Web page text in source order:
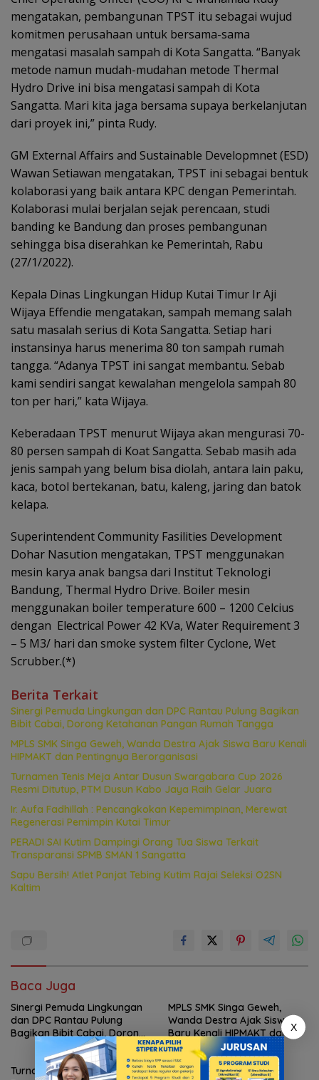
mengatakan, pembangunan TPST itu sebagai wujud
komitmen perusahaan untuk bersama-sama
mengatasi masalah sampah di Kota Sangatta. “Banyak
metode namun mudah-mudahan metode Thermal
Hydro Drive ini bisa mengatasi sampah di Kota
Sangatta. Mari kita jaga bersama supaya berkelanjutan
dari proyek ini,” pinta Rudy.
GM External Affairs and Sustainable Developmnet (ESD)
Wawan Setiawan mengatakan, TPST ini sebagai bentuk
kolaborasi yang baik antara KPC dengan Pemerintah.
Kolaborasi mulai berjalan sejak perencaan, studi
banding ke Bandung dan proses pembangunan
sehingga bisa diserahkan ke Pemerintah, Rabu
(27/1/2022).
Kepala Dinas Lingkungan Hidup Kutai Timur Ir Aji
Wijaya Effendie mengatakan, sampah memang salah
satu masalah serius di Kota Sangatta. Setiap hari
instansinya harus menerima 80 ton sampah rumah
tangga. “Adanya TPST ini sangat membantu. Sebab
kami sendiri sangat kewalahan mengelola sampah 80
ton per hari,” kata Wijaya.
Keberadaan TPST menurut Wijaya akan mengurasi 70-
80 persen sampah di Koat Sangatta. Sebab masih ada
jenis sampah yang belum bisa diolah, antara lain paku,
kaca, botol bertekanan, batu, kaleng, jaring dan batok
kelapa.
Superintendent Community Fasilities Development
Dohar Nasution mengatakan, TPST menggunakan
mesin karya anak bangsa dari Institut Teknologi
Bandung, Thermal Hydro Drive. Boiler mesin
menggunakan boiler temperature 600 – 1200 Celcius
dengan Electrical Power 42 KVa, Water Requirement 3
– 5 M3/ hari dan smoke system filter Cyclone, Wet
Scrubber.(*)
Berita Terkait
Sinergi Pemuda Lingkungan dan DPC Rantau Pulung Bagikan
Bibit Cabai, Dorong Ketahanan Pangan Rumah Tangga
MPLS SMK Singa Geweh, Wanda Destra Ajak Siswa Baru Kenali
HIPMAKT dan Pentingnya Berorganisasi
Turnamen Tenis Meja Antar Dusun Swargabara Cup 2026
Resmi Ditutup, PTM Dusun Kabo Jaya Raih Gelar Juara
Ir. Aufa Fadhillah : Pencangkokan Kepemimpinan, Merewat
Regenerasi Pemimpin Kutai Timur
PERADI SAI Kutim Dampingi Orang Tua Siswa Terkait
Transparansi SPMB SMAN 1 Sangatta
Sapu Bersih! Atlet Panjat Tebing Kutim Rajai Seleksi O2SN
Kaltim
Baca Juga
Sinergi Pemuda Lingkungan
dan DPC Rantau Pulung
Bagikan Bibit Cabai, Dorong
Ketahanan Pangan Rumah
Tangga
MPLS SMK Singa Geweh,
Wanda Destra Ajak Siswa
Baru Kenali HIPMAKT dan
Pentingnya Berorganisasi
Turnamen Tenis Meja Antar
Ir. Aufa Fadhillah :
X